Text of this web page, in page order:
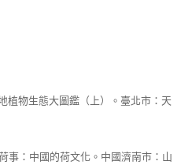
植物生態大圖鑑（上）。臺北市：天
事：中國的荷文化。中國濟南市：山